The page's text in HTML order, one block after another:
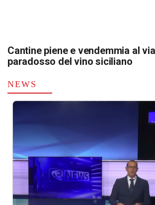
Cantine piene e vendemmia al
paradosso del vino siciliano
NEWS